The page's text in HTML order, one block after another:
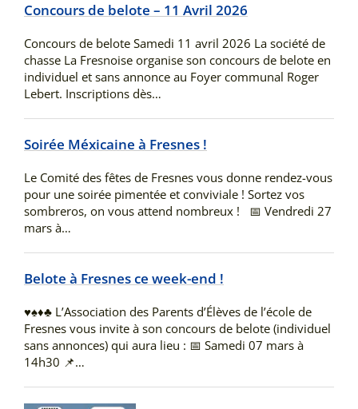
Concours de belote – 11 Avril 2026
Concours de belote Samedi 11 avril 2026 La société de
chasse La Fresnoise organise son concours de belote en
individuel et sans annonce au Foyer communal Roger
Lebert. Inscriptions dès…
Soirée Méxicaine à Fresnes !
Le Comité des fêtes de Fresnes vous donne rendez-vous
pour une soirée pimentée et conviviale ! Sortez vos
sombreros, on vous attend nombreux ! ​📅 Vendredi 27
mars à…
Belote à Fresnes ce week-end !
♥️♠️♦️♣️ L’Association des Parents d’Élèves de l’école de
Fresnes vous invite à son concours de belote (individuel
sans annonces) qui aura lieu : 📅 Samedi 07 mars à
14h30 📌…